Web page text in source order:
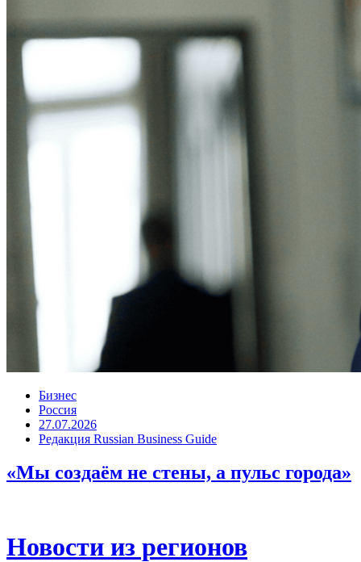
Бизнес
Россия
27.07.2026
Редакция Russian Business Guide
«Мы создаём не стены, а пульс города»
Новости из регионов